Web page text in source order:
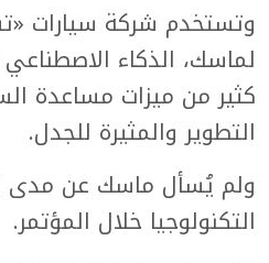
وتستخدم شركة سيارات
لماسك، الذكاء
كثير من ميزات مساعدة
التطوير والمثيرة للجدل.
ولم يُسأل ماسك عن مدى
التكنولوجيا خلال المؤتمر.